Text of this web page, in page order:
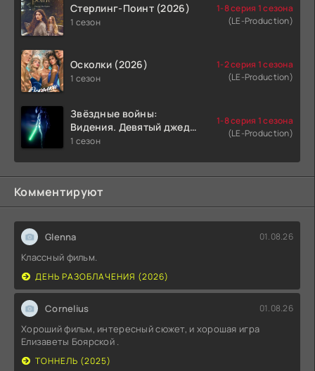
Стерлинг-Поинт (2026)
1 сезон
1-8 серия 1 сезона
(LE-Production)
Осколки (2026)
1 сезон
1-2 серия 1 сезона
(LE-Production)
Звёздные войны:
Видения. Девятый джедай
(2026)
1 сезон
1-8 серия 1 сезона
(LE-Production)
Комментируют
Glenna 01.08.26
Классный фильм.
ДЕНЬ РАЗОБЛАЧЕНИЯ (2026)
Cornelius 01.08.26
Хороший фильм, интересный сюжет, и хорошая игра
Елизаветы Боярской .
ТОННЕЛЬ (2025)